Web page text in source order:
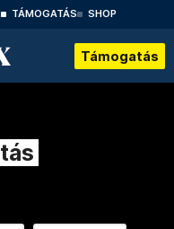
TÁMOGATÁS SHOP
Támogatás